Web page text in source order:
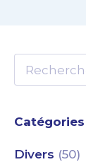
Catégories
Divers (50)